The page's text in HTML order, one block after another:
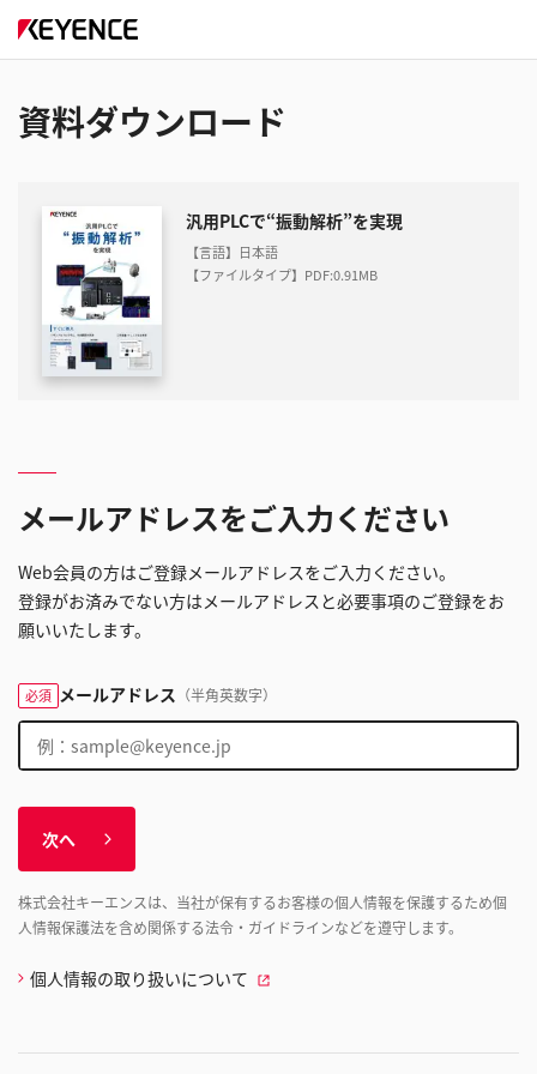
資料ダウンロード
汎用PLCで“振動解析”を実現
【言語】日本語
【ファイルタイプ】PDF:0.91MB
メールアドレスをご入力ください
Web会員の方はご登録メールアドレスをご入力ください。
登録がお済みでない方はメールアドレスと必要事項のご登録をお
願いいたします。
必須 メールアドレス （半角英数字）
次へ
株式会社キーエンスは、当社が保有するお客様の個人情報を保護するため個
人情報保護法を含め関係する法令・ガイドラインなどを遵守します。
個人情報の取り扱いについて